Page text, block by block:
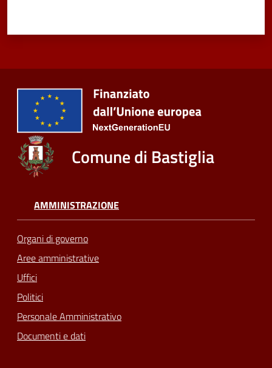
Comune di Bastiglia
AMMINISTRAZIONE
Organi di governo
Aree amministrative
Uffici
Politici
Personale Amministrativo
Documenti e dati